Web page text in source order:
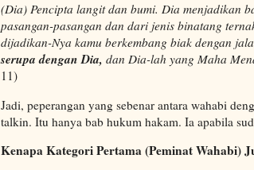
(Dia) Pencipta langit dan bumi. Dia menjadikan
pasangan-pasangan dan dari jenis binatang
dijadikan-Nya kamu berkembang biak dengan
serupa dengan Dia, dan Dia-lah yang Maha
11)
Jadi, peperangan yang sebenar antara wahabi
talkin. Itu hanya bab hukum hakam. Ia apabila
Kenapa Kategori Pertama (Peminat Wahabi)